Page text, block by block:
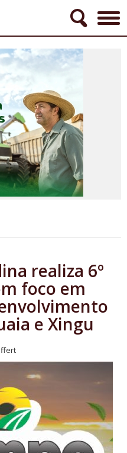
realiza 6º
foco em
e Xingu